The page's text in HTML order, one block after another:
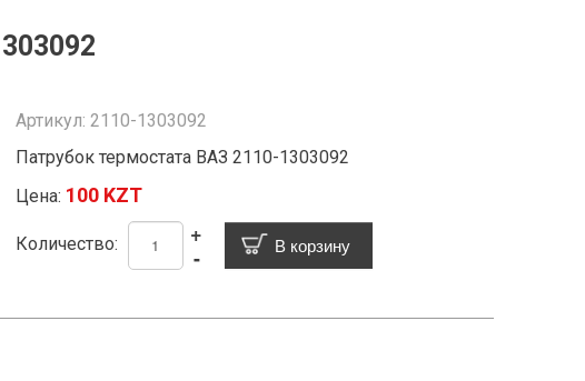
Артикул: 2110-1303092
Патрубок термостата ВАЗ 2110-1303092
Цена: 100 KZT
Количество: -
+